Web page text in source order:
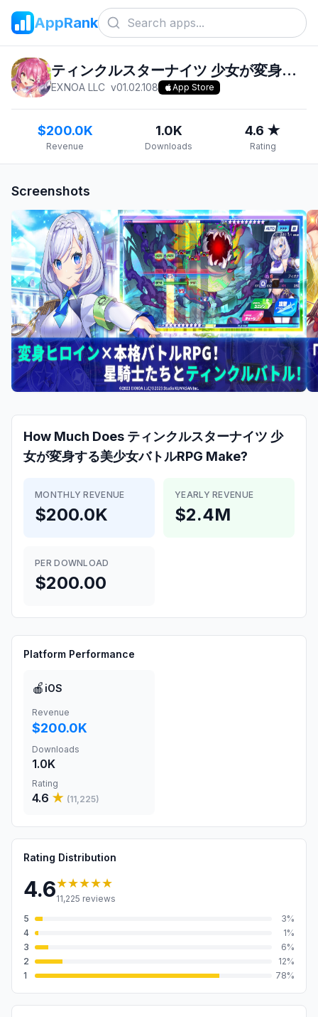
AppRank
ティンクルスターナイツ 少女が変身する美少女バトルRPG
EXNOA LLC v01.02.108 App Store
$200.0K
Revenue
1.0K
Downloads
4.6 ★
Rating
Screenshots
How Much Does ティンクルスターナイツ 少
女が変身する美少女バトルRPG Make?
MONTHLY REVENUE
$200.0K
YEARLY REVENUE
$2.4M
PER DOWNLOAD
$200.00
Platform Performance
🍎 iOS
Revenue
$200.0K
Downloads
1.0K
Rating
4.6 ★ (11,225)
Rating Distribution
4.6★★★★★
11,225 reviews
5
3%
4
1%
3
6%
2
12%
1
78%